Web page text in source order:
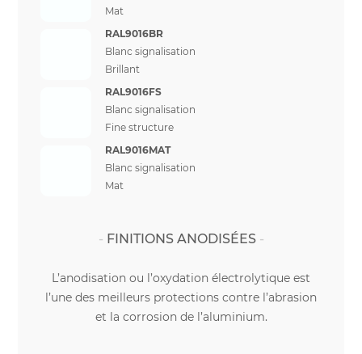
Mat
RAL9016BR
Blanc signalisation
Brillant
RAL9016FS
Blanc signalisation
Fine structure
RAL9016MAT
Blanc signalisation
Mat
FINITIONS ANODISÉES
L’anodisation ou l’oxydation électrolytique est
l’une des meilleurs protections contre l’abrasion
et la corrosion de l’aluminium.